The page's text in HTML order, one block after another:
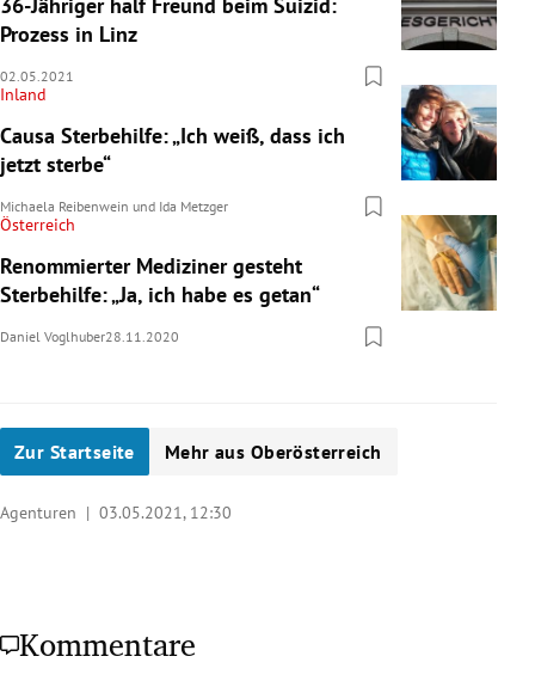
praevention.gv.at
36-Jähriger half Freund beim Suizid:
Prozess in Linz
02.05.2021
Inland
Causa Sterbehilfe: „Ich weiß, dass ich
jetzt sterbe“
Michaela Reibenwein und Ida Metzger
Österreich
Renommierter Mediziner gesteht
Sterbehilfe: „Ja, ich habe es getan“
Daniel Voglhuber28.11.2020
Zur Startseite Mehr aus Oberösterreich
Agenturen | 03.05.2021, 12:30
Kommentare